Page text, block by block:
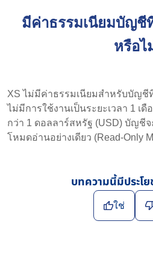
มีค่าธรรมเนียมบัญชี
หรือไ
XS ไม่มีค่าธรรมเนียมสำหรับบัญ
ไม่มีการใช้งานเป็นระยะเวลา 1 เ
กว่า 1 ดอลลาร์สหรัฐ (USD) บัญชี
โหมดอ่านอย่างเดียว (Read-Only
บทความนี้มีประโ
ใช่